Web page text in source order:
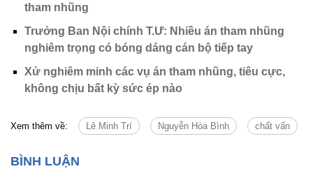
tham nhũng
Trưởng Ban Nội chính T.Ư: Nhiều án tham nhũng
nghiêm trọng có bóng dáng cán bộ tiếp tay
Xử nghiêm minh các vụ án tham nhũng, tiêu cực,
không chịu bất kỳ sức ép nào
Xem thêm về: Lê Minh Trí Nguyễn Hòa Bình chất vấn